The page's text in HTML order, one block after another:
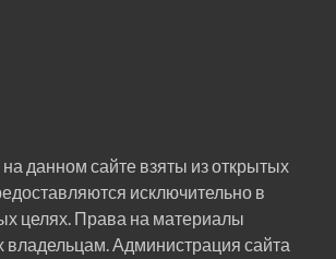
данном сайте взяты из открытых
исключительно в
целях. Права на материалы
владельцам. Администрация сайта